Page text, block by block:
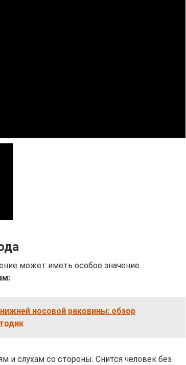
может иметь особое значение.
носовой раковины: обзор
и слухам со стороны. Снится человек без